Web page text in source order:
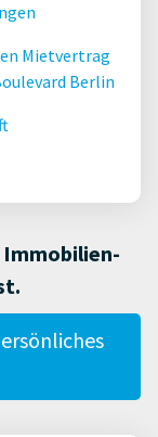
Mietvertrag
Berlin
Immobilien-